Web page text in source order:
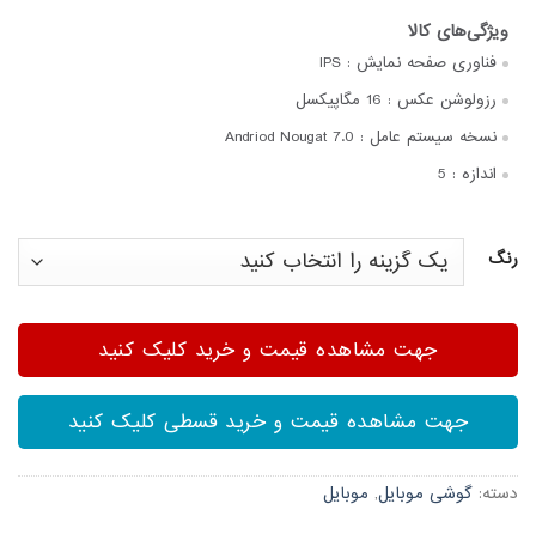
فناوری صفحه‌ نمایش : IPS
رزولوشن عکس : 16 مگاپیکسل
نسخه سیستم عامل : Andriod Nougat 7.0
اندازه : 5
رنگ
جهت مشاهده قیمت و خرید کلیک کنید
جهت مشاهده قیمت و خرید قسطی کلیک کنید
دسته: گوشی موبایل, موبایل